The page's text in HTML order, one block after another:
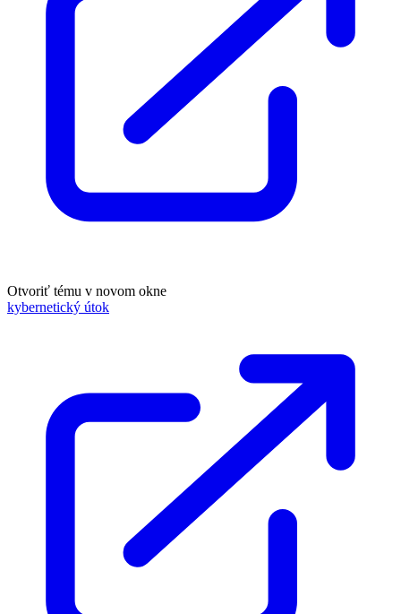
Otvoriť tému v novom okne
kybernetický útok